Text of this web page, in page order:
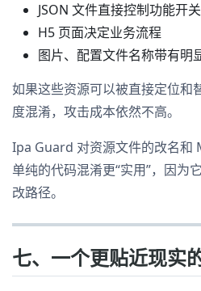
JSON 文件直接控制功能开关
H5 页面决定业务流程
图片、配置文件名称带有明
如果这些资源可以被直接定位和
度混淆，攻击成本依然不高。
Ipa Guard 对资源文件的改名和
单纯的代码混淆更“实用”，因为
改路径。
七、一个更贴近现实